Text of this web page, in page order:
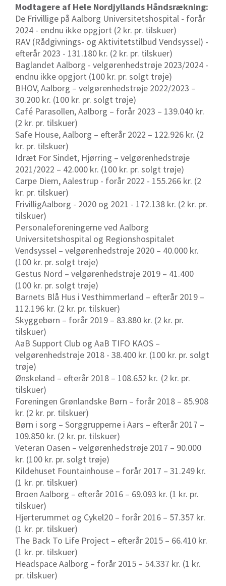
Modtagere af Hele Nordjyllands Håndsrækning:
De Frivillige på Aalborg Universitetshospital - forår
2024 - endnu ikke opgjort (2 kr. pr. tilskuer)
RAV (Rådgivnings- og Aktivitetstilbud Vendsyssel) -
efterår 2023 - 131.180 kr. (2 kr. pr. tilskuer)
Baglandet Aalborg - velgørenhedstrøje 2023/2024 -
endnu ikke opgjort (100 kr. pr. solgt trøje)
BHOV, Aalborg – velgørenhedstrøje 2022/2023 –
30.200 kr. (100 kr. pr. solgt trøje)
Café Parasollen, Aalborg – forår 2023 – 139.040 kr.
(2 kr. pr. tilskuer)
Safe House, Aalborg – efterår 2022 – 122.926 kr. (2
kr. pr. tilskuer)
Idræt For Sindet, Hjørring – velgørenhedstrøje
2021/2022 – 42.000 kr. (100 kr. pr. solgt trøje)
Carpe Diem, Aalestrup - forår 2022 - 155.266 kr. (2
kr. pr. tilskuer)
FrivilligAalborg - 2020 og 2021 - 172.138 kr. (2 kr. pr.
tilskuer)
Personaleforeningerne ved Aalborg
Universitetshospital og Regionshospitalet
Vendsyssel – velgørenhedstrøje 2020 – 40.000 kr.
(100 kr. pr. solgt trøje)
Gestus Nord – velgørenhedstrøje 2019 – 41.400
(100 kr. pr. solgt trøje)
Barnets Blå Hus i Vesthimmerland – efterår 2019 –
112.196 kr. (2 kr. pr. tilskuer)
Skyggebørn – forår 2019 – 83.880 kr. (2 kr. pr.
tilskuer)
AaB Support Club og AaB TIFO KAOS –
velgørenhedstrøje 2018 - 38.400 kr. (100 kr. pr. solgt
trøje)
Ønskeland – efterår 2018 – 108.652 kr. (2 kr. pr.
tilskuer)
Foreningen Grønlandske Børn – forår 2018 – 85.908
kr. (2 kr. pr. tilskuer)
Børn i sorg – Sorggrupperne i Aars – efterår 2017 –
109.850 kr. (2 kr. pr. tilskuer)
Veteran Oasen – velgørenhedstrøje 2017 – 90.000
kr. (100 kr. pr. solgt trøje)
Kildehuset Fountainhouse – forår 2017 – 31.249 kr.
(1 kr. pr. tilskuer)
Broen Aalborg – efterår 2016 – 69.093 kr. (1 kr. pr.
tilskuer)
Hjerterummet og Cykel20 – forår 2016 – 57.357 kr.
(1 kr. pr. tilskuer)
The Back To Life Project – efterår 2015 – 66.410 kr.
(1 kr. pr. tilskuer)
Headspace Aalborg – forår 2015 – 54.337 kr. (1 kr.
pr. tilskuer)